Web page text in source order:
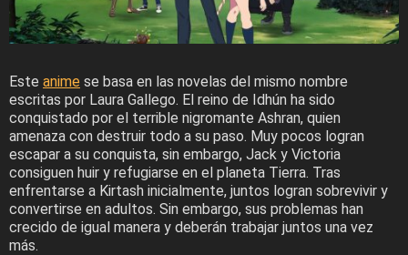
Este anime se basa en las novelas del mismo nombre
escritas por Laura Gallego. El reino de Idhún ha sido
conquistado por el terrible nigromante Ashran, quien
amenaza con destruir todo a su paso. Muy pocos logran
escapar a su conquista, sin embargo, Jack y Victoria
consiguen huir y refugiarse en el planeta Tierra. Tras
enfrentarse a Kirtash inicialmente, juntos logran sobrevivir y
convertirse en adultos. Sin embargo, sus problemas han
crecido de igual manera y deberán trabajar juntos una vez
más.